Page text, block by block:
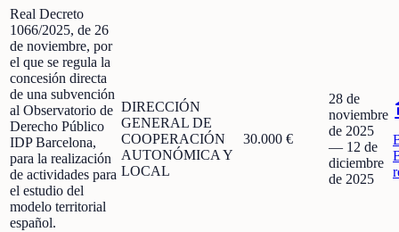
Real Decreto
1066/2025, de 26
de noviembre, por
el que se regula la
concesión directa
de una subvención
al Observatorio de
Derecho Público
IDP Barcelona,
para la realización
de actividades para
el estudio del
modelo territorial
español.
DIRECCIÓN
GENERAL DE
COOPERACIÓN
AUTONÓMICA Y
LOCAL
30.000 €
28 de
noviembre
de 2025
— 12 de
diciembre
de 2025